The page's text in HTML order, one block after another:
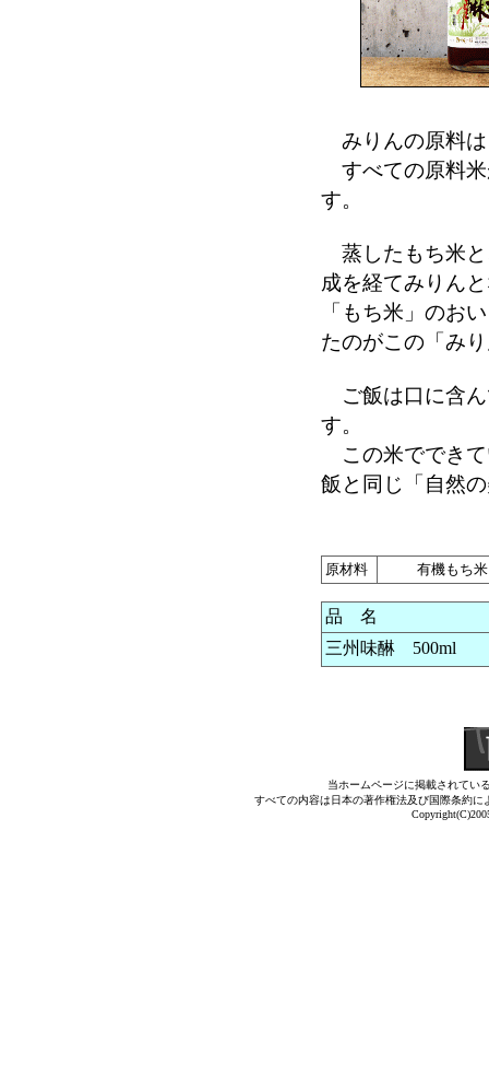
みりんの原料は
すべての原料米
す。
蒸したもち米と
成を経てみりん
「もち米」のお
たのがこの「み
ご飯は口に含ん
す。
この米でできて
飯と同じ「自然
原材料 有機もち
品 名
三州味醂 500ml
当ホームページに掲載されてい
すべての内容は日本の著作権法及び国際条約